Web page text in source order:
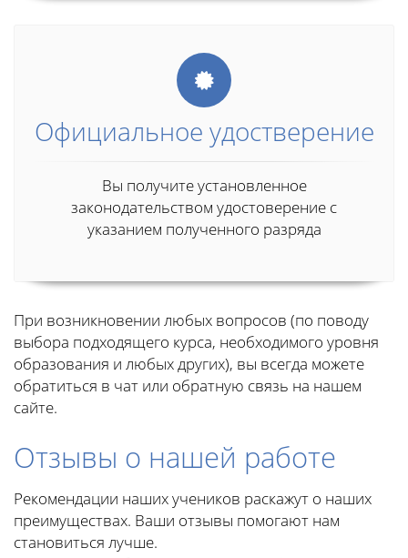
Официальное удостверение
Вы получите установленное
законодательством удостоверение с
указанием полученного разряда
При возникновении любых вопросов (по поводу
выбора подходящего курса, необходимого уровня
образования и любых других), вы всегда можете
обратиться в чат или обратную связь на нашем
сайте.
Отзывы о нашей работе
Рекомендации наших учеников раскажут о наших
преимуществах. Ваши отзывы помогают нам
становиться лучше.